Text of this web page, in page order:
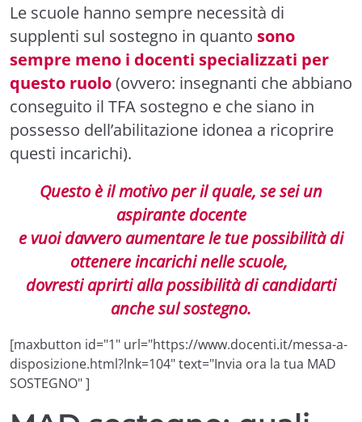
Le scuole hanno sempre necessità di
supplenti sul sostegno in quanto sono
sempre meno i docenti specializzati per
questo ruolo(ovvero: insegnanti che abbiano
conseguito il TFA sostegno e che siano in
possesso dell’abilitazione idonea a ricoprire
questi incarichi).
Questo è il motivo per il quale, se sei un
aspirante docente
e vuoi davvero aumentare le tue possibilità di
ottenere incarichi nelle scuole,
dovresti aprirti alla possibilità di candidarti
anche sul sostegno.
[maxbutton id="1" url="https://www.docenti.it/messa-a-
disposizione.html?lnk=104" text="Invia ora la tua MAD
SOSTEGNO" ]